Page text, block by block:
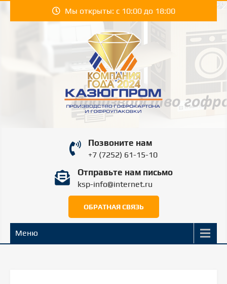
Мы открыты: с 10:00 до 18:00
КАЗЮГПРОМ |
KAZYUGPROM
ШЫМКЕНТ
Производство гофрокартона и гофроупаковки
в Шымкенте.
Позвоните нам
+7 (7252) 61-15-10
Отправьте нам письмо
ksp-info@internet.ru
ОБРАТНАЯ СВЯЗЬ
Меню